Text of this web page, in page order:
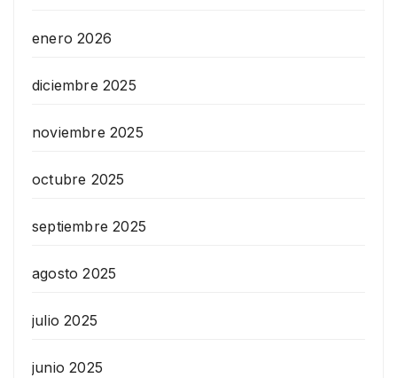
enero 2026
diciembre 2025
noviembre 2025
octubre 2025
septiembre 2025
agosto 2025
julio 2025
junio 2025